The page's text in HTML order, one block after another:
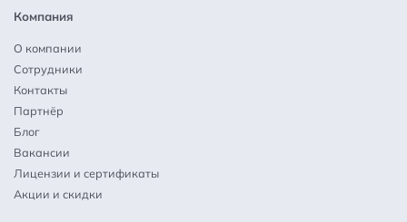
Компания
О компании
Сотрудники
Контакты
Партнёр
Блог
Вакансии
Лицензии и сертификаты
Акции и скидки